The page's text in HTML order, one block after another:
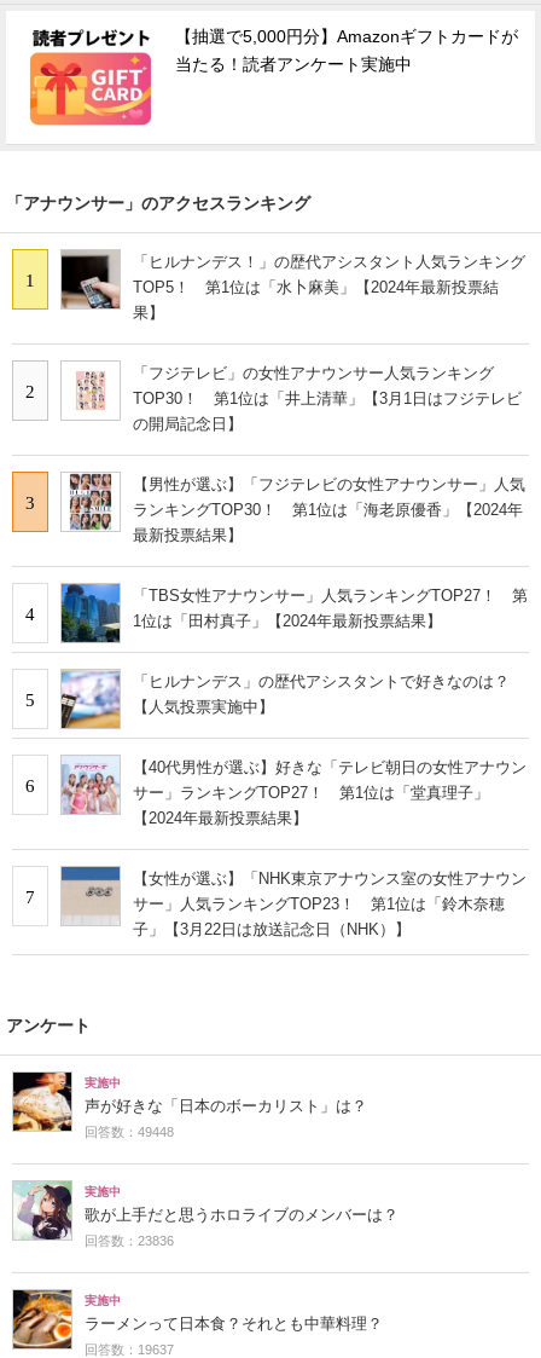
【抽選で5,000円分】Amazonギフトカードが
当たる！読者アンケート実施中
「アナウンサー」のアクセスランキング
1
「ヒルナンデス！」の歴代アシスタント人気ランキング
TOP5！ 第1位は「水卜麻美」【2024年最新投票結
果】
2
「フジテレビ」の女性アナウンサー人気ランキング
TOP30！ 第1位は「井上清華」【3月1日はフジテレビ
の開局記念日】
3
【男性が選ぶ】「フジテレビの女性アナウンサー」人気
ランキングTOP30！ 第1位は「海老原優香」【2024年
最新投票結果】
4
「TBS女性アナウンサー」人気ランキングTOP27！ 第
1位は「田村真子」【2024年最新投票結果】
5
「ヒルナンデス」の歴代アシスタントで好きなのは？
【人気投票実施中】
6
【40代男性が選ぶ】好きな「テレビ朝日の女性アナウン
サー」ランキングTOP27！ 第1位は「堂真理子」
【2024年最新投票結果】
7
【女性が選ぶ】「NHK東京アナウンス室の女性アナウン
サー」人気ランキングTOP23！ 第1位は「鈴木奈穂
子」【3月22日は放送記念日（NHK）】
アンケート
実施中
声が好きな「日本のボーカリスト」は？
回答数：49448
実施中
歌が上手だと思うホロライブのメンバーは？
回答数：23836
実施中
ラーメンって日本食？それとも中華料理？
回答数：19637